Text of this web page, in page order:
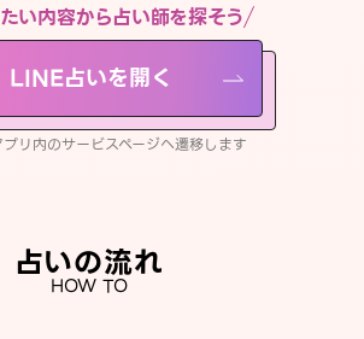
い内容から占い師を探そう
LINE占いを開く
リ内のサービスページへ遷移します
占いの流れ
HOW TO